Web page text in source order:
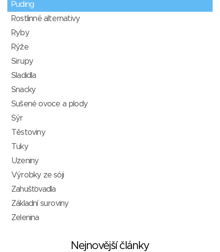
Puding
Rostlinné alternativy
Ryby
Rýže
Sirupy
Sladidla
Snacky
Sušené ovoce a plody
Sýr
Těstoviny
Tuky
Uzeniny
Výrobky ze sóji
Zahušťovadla
Základní suroviny
Zelenina
Nejnovější články